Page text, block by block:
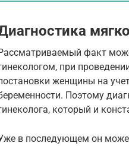
факт
при
женщины на
Поэтому
который и
в последующем он